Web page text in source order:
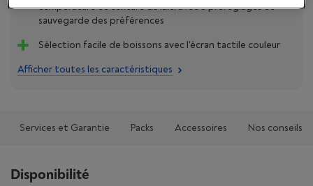
température et texture du lait, avec 8 préréglages et
sauvegarde des préférences​
Sélection facile de boissons avec l'écran tactile couleur​
Afficher toutes les caractéristiques
Services et Garantie Packs Accessoires Nos conseils
Disponibilité